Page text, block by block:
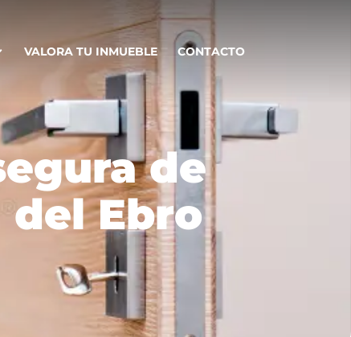
VALORA TU INMUEBLE CONTACTO
de
Ebro